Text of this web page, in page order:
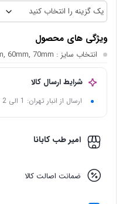
ویژگی های محصول
انتخاب سایز : 50mm, 60mm, 70mm
شرایط ارسال کالا
ارسال از انبار تهران: 1 الی 2 روز کاری
امیر طب کابانا
ضمانت اصالت کالا